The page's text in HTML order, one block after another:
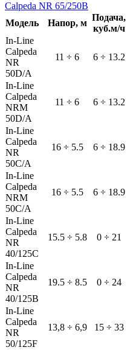
Calpeda NR 65/250B
Модель
Напор, м
Подача,
куб.м/ч
In-Line
Calpeda
NR
50D/A
11 ÷ 6 6 ÷ 13.2
In-Line
Calpeda
NRM
50D/A
11 ÷ 6 6 ÷ 13.2
In-Line
Calpeda
NR
50C/A
16 ÷ 5.5 6 ÷ 18.9
In-Line
Calpeda
NRM
50C/A
16 ÷ 5.5 6 ÷ 18.9
In-Line
Calpeda
NR
40/125C
15.5 ÷ 5.8 0 ÷ 21
In-Line
Calpeda
NR
40/125B
19.5 ÷ 8.5 0 ÷ 24
In-Line
Calpeda
NR
50/125F
13,8 ÷ 6,9 15 ÷ 33